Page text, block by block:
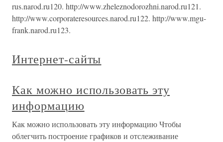
rus.narod.ru120. http://www.zheleznodorozhni.narod.ru121.
http://www.corporateresources.narod.ru122. http://www.mgu-
frank.narod.ru123.
Интернет-сайты
Как можно использовать эту
информацию
Как можно использовать эту информацию Чтобы
облегчить построение графиков и отслеживание